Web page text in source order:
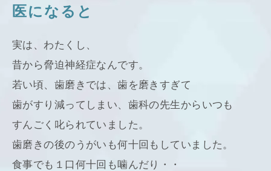
医になると
実は、わたくし、
昔から脅迫神経症なんです。
若い頃、歯磨きでは、歯を磨きすぎて
歯がすり減ってしまい、歯科の先生からいつも
すんごく叱られていました。
歯磨きの後のうがいも何十回もしていました。
食事でも１口何十回も噛んだり・・